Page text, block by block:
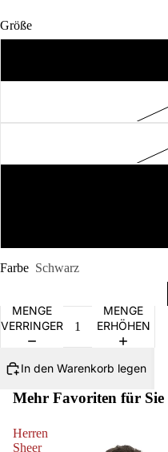
Größe
Farbe Schwarz
MENGE
VERRINGERN
MENGE
ERHÖHEN
In den Warenkorb legen
Mehr Favoriten für Sie
Herren
Sheer